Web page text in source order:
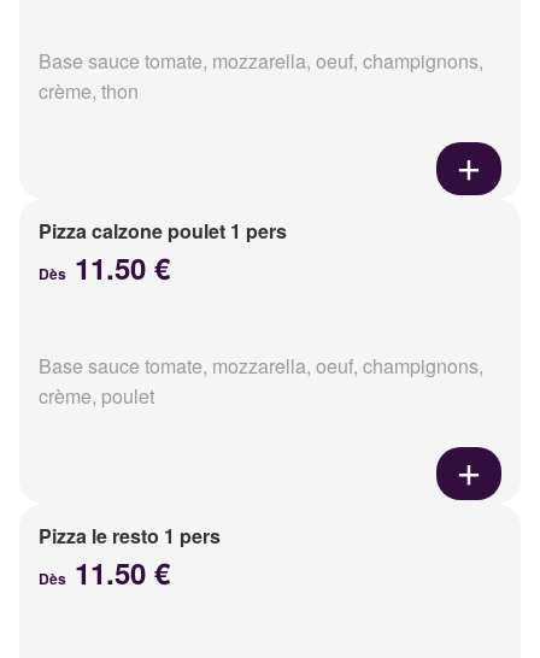
Base sauce tomate, mozzarella, oeuf, champignons,
crème, thon
Pizza calzone poulet 1 pers
Dès 11.50 €
Base sauce tomate, mozzarella, oeuf, champignons,
crème, poulet
Pizza le resto 1 pers
Dès 11.50 €